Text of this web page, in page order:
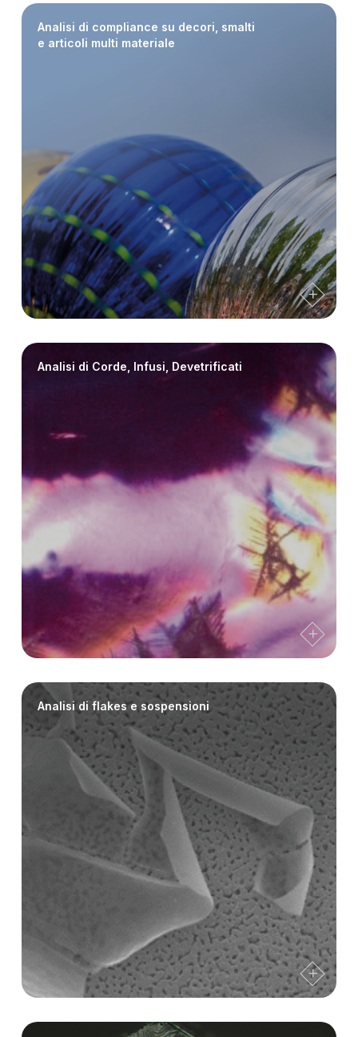
Analisi di compliance su decori, smalti
e articoli multi materiale
Analisi di Corde, Infusi, Devetrificati
Analisi di flakes e sospensioni